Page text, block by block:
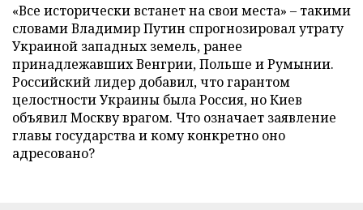
«Все исторически встанет на свои места» – такими
словами Владимир Путин спрогнозировал утрату
Украиной западных земель, ранее
принадлежавших Венгрии, Польше и Румынии.
Российский лидер добавил, что гарантом
целостности Украины была Россия, но Киев
объявил Москву врагом. Что означает заявление
главы государства и кому конкретно оно
адресовано?